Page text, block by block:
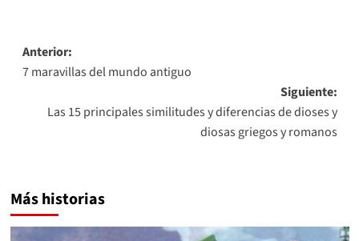
Navegación
de
entradas
Anterior:
7 maravillas del mundo antiguo
Siguiente:
Las 15 principales similitudes y diferencias de dioses y
diosas griegos y romanos
Más historias